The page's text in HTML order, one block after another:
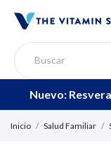
Nuevo:
Inicio Salud Familiar